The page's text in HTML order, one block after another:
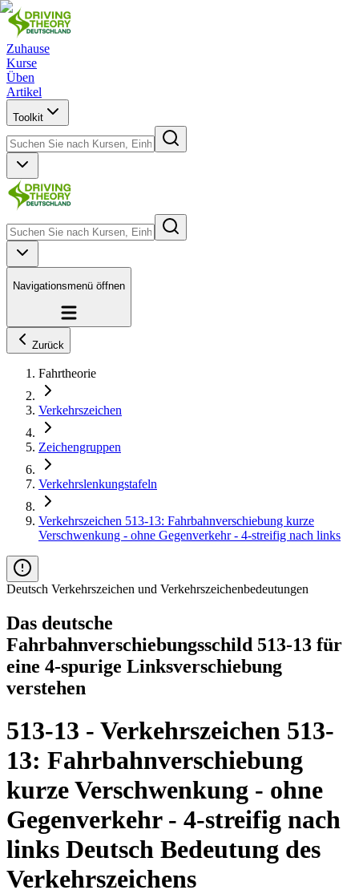
Zuhause
Kurse
Üben
Artikel
Toolkit
Navigationsmenü öffnen
Zurück
Fahrtheorie
Verkehrszeichen
Zeichengruppen
Verkehrslenkungstafeln
Verkehrszeichen 513-13: Fahrbahnverschiebung kurze
Verschwenkung - ohne Gegenverkehr - 4-streifig nach links
Deutsch Verkehrszeichen und Verkehrszeichenbedeutungen
Das deutsche
Fahrbahnverschiebungsschild 513-13 für
eine 4-spurige Linksverschiebung
verstehen
513-13 - Verkehrszeichen 513-
13: Fahrbahnverschiebung
kurze Verschwenkung - ohne
Gegenverkehr - 4-streifig nach
links Deutsch Bedeutung des
Verkehrszeichens